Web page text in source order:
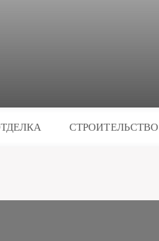
СТРОИТЕЛЬСТВО